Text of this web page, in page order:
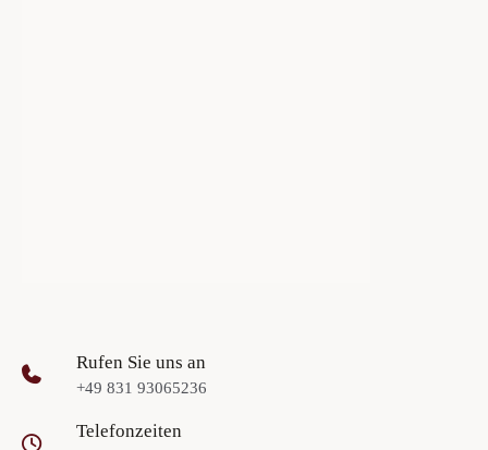
Rufen Sie uns an
+49 831 93065236
Telefonzeiten